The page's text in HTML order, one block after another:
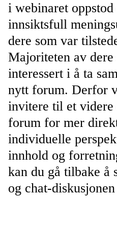
i webinaret
innsiktsfull
dere som var
Majoriteten av
interessert i å ta
nytt forum. Derfor
invitere til et videre
forum for mer
individuelle
innhold og
kan du gå tilbake å
og chat-